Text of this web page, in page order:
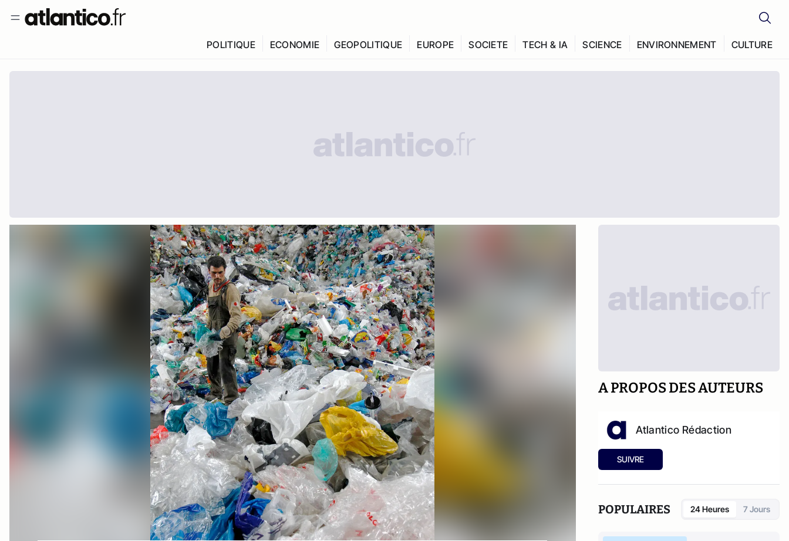
POLITIQUE ECONOMIE GEOPOLITIQUE EUROPE SOCIETE TECH & IA SCIENCE ENVIRONNEMENT CULTURE
A PROPOS DES AUTEURS
Atlantico Rédaction
SUIVRE
POPULAIRES 24 Heures 7 Jours